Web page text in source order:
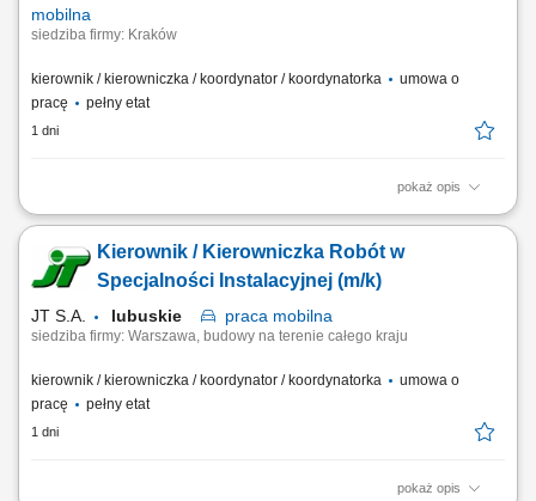
mobilna
siedziba firmy: Kraków
kierownik / kierowniczka / koordynator / koordynatorka
umowa o
pracę
pełny etat
1 dni
pokaż opis
Miejsce pracy stacjonarnej: Kraków lub Myślenice oraz budowy na
stanowiska prowadzenie inwestycji związanych z budową linii
kablowych wysokiego napięcia oraz magazynów energii;
Kierownik / Kierowniczka Robót w
Specjalności Instalacyjnej (m/k)
JT S.A. lubuskie praca mobilna
siedziba firmy: Warszawa, budowy na terenie całego kraju
kierownik / kierowniczka / koordynator / koordynatorka
umowa o
pracę
pełny etat
1 dni
pokaż opis